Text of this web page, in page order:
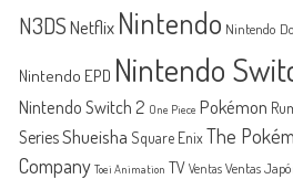
N3DSNetflix Nintendo Nintendo
Nintendo EPD Nintendo
Nintendo Switch 2 One Piece Pokémon
SeriesShueisha Square EnixThe
Company Toei Animation TV Ventas Ventas